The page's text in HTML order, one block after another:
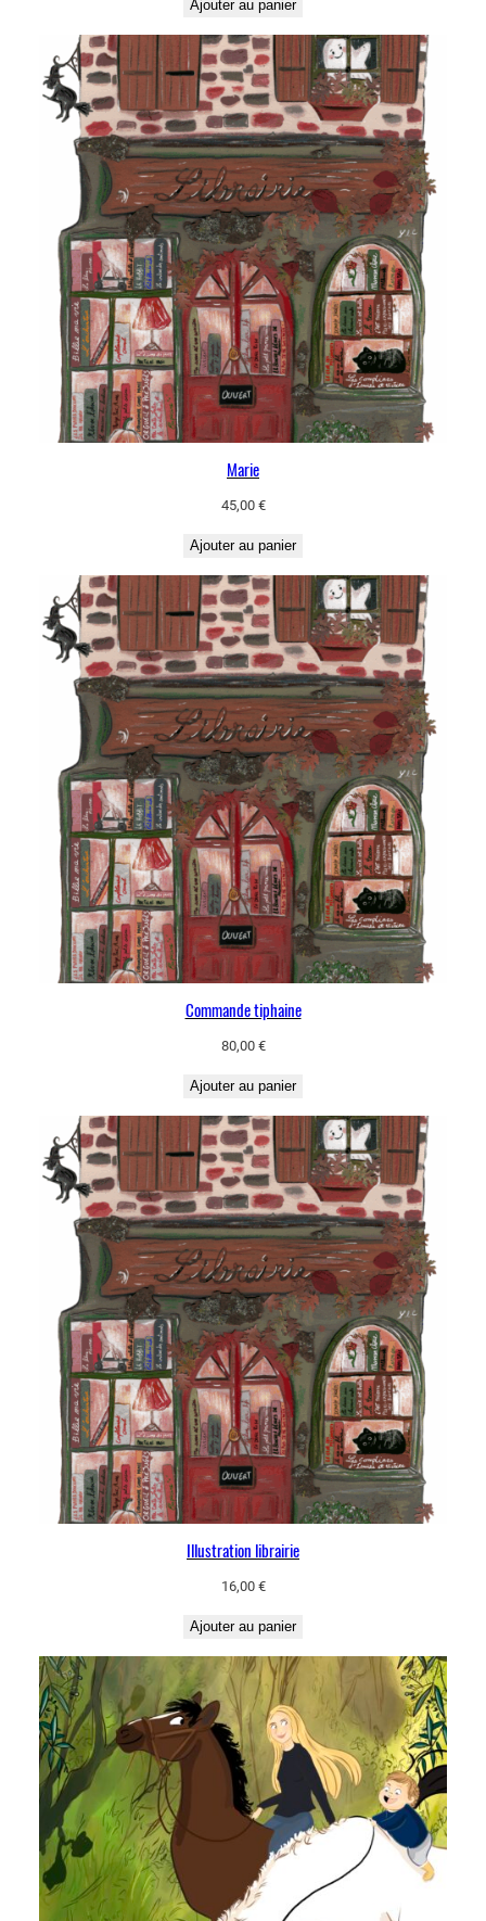
Ajouter au panier
Marie
45,00 €
Ajouter au panier
Commande tiphaine
80,00 €
Ajouter au panier
Illustration librairie
16,00 €
Ajouter au panier